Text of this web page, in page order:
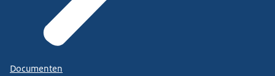
Documenten